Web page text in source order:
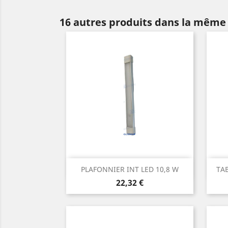
16 autres produits dans la
PLAFONNIER INT LED 10,8 W
Prix
22,32 €
Aperçu rapide